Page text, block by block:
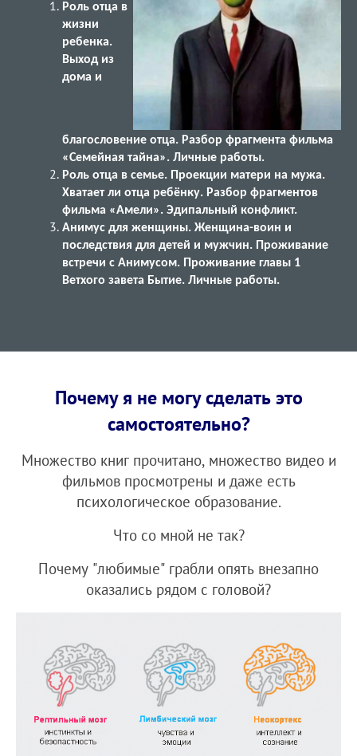
Роль отца в
жизни
ребенка.
Выход из
дома и
благословение отца. Разбор фрагмента фильма
«Семейная тайна». Личные работы.
Роль отца в семье. Проекции матери на мужа.
Хватает ли отца ребёнку. Разбор фрагментов
фильма «Амели». Эдипальный конфликт.
Анимус для женщины. Женщина-воин и
последствия для детей и мужчин. Проживание
встречи с Анимусом. Проживание главы 1
Ветхого завета Бытие. Личные работы.
Почему я не могу сделать это
самостоятельно?
Множество книг прочитано, множество видео и
фильмов просмотрены и даже есть
психологическое образование.
Что со мной не так?
Почему "любимые" грабли опять внезапно
оказались рядом с головой?